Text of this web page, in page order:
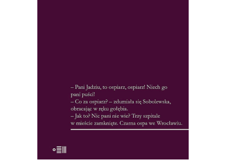
czasach, gdy większość lekarzy […]
39.00zł 19.50zł
KSIĄŻKA DO KOSZYKA